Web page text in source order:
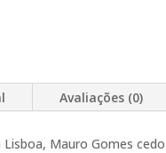
Avaliações (0)
Mauro Gomes